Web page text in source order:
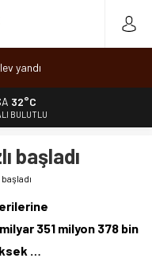
yandı
coşkuyla kutlandı
kadem bastı
32°C
BULUTLU
başladı
351 milyon 378 bin
…